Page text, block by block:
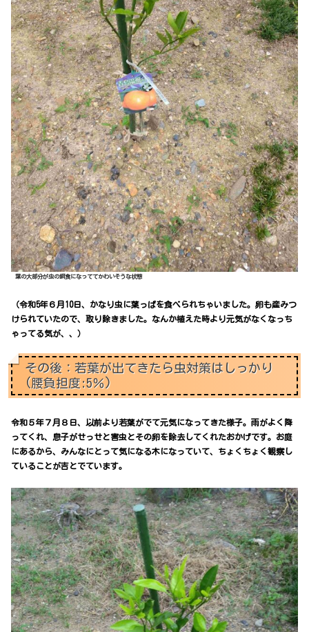
葉の大部分が虫の餌食になっててかわいそうな状態
（令和5年６月10日、かなり虫に葉っぱを食べられちゃいました。卵も産みつ
けられていたので、取り除きました。なんか植えた時より元気がなくなっち
ゃってる気が、、）
その後：若葉が出てきたら虫対策はしっかり
(腰負担度:5％)
令和５年７月８日、以前より若葉がでて元気になってきた様子。雨がよく降
ってくれ、息子がせっせと害虫とその卵を除去してくれたおかげです。お庭
にあるから、みんなにとって気になる木になっていて、ちょくちょく観察し
ていることが吉とでています。